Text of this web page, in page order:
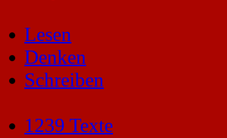
Lesen
Denken
Schreiben
1239 Texte